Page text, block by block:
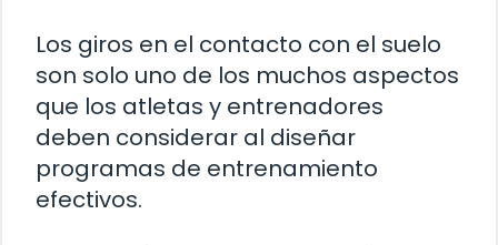
Los giros en el contacto con el suelo
son solo uno de los muchos aspectos
que los atletas y entrenadores
deben considerar al diseñar
programas de entrenamiento
efectivos.